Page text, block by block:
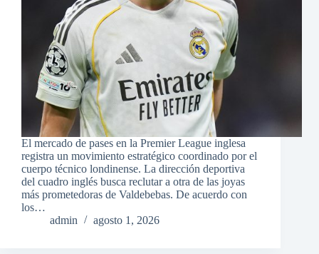
El mercado de pases en la Premier League inglesa
registra un movimiento estratégico coordinado por el
cuerpo técnico londinense. La dirección deportiva
del cuadro inglés busca reclutar a otra de las joyas
más prometedoras de Valdebebas. De acuerdo con
los…
admin
agosto 1, 2026